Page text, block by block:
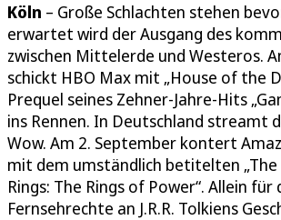
Köln – Große Schlachten stehen
erwartet wird der Ausgang des
zwischen Mittelerde und Westeros.
schickt HBO Max mit „House of the
Prequel seines Zehner-Jahre-Hits
ins Rennen. In Deutschland streamt
Wow. Am 2. September kontert
mit dem umständlich betitelten
Rings: The Rings of Power“. Allein für
Fernsehrechte an J.R.R. Tolkiens